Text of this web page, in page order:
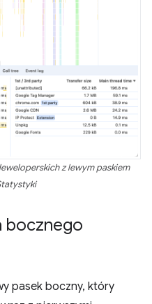
z lewym paskiem
bocznego
pasek boczny, który